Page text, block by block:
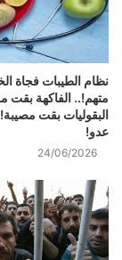
نظام الطيبات فجاة
متهم!.. الفاكهة بقت
البقوليات بقت
عدو!
24/06/2026